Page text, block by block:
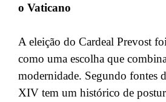
o Vaticano
A eleição do Cardeal Prevost
como uma escolha que
modernidade. Segundo fontes
XIV tem um histórico de